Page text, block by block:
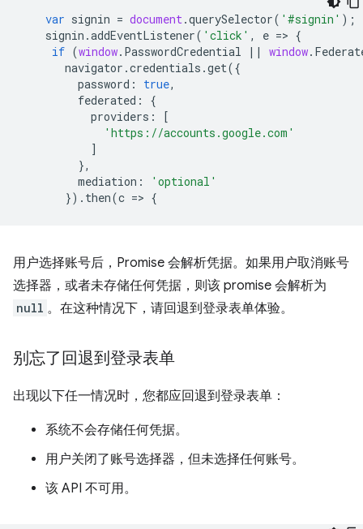
var signin = document.querySelector( '#signin' );
signin .addEventListener( 'click' , e => {
if (window. PasswordCredential || window.
navigator .credentials .get({
password : true,
federated :
{
providers :
[
'https://accounts.google.com'
]
},
mediation :
'optional'
}). then(c => {
用户选择账号后，Promise 会解析凭据。如果用户取消账号
选择器，或者未存储任何凭据，则该 promise 会解析为
null 。在这种情况下，请回退到登录表单体验。
别忘了回退到登录表单
出现以下任一情况时，您都应回退到登录表单：
系统不会存储任何凭据。
用户关闭了账号选择器，但未选择任何账号。
该 API 不可用。